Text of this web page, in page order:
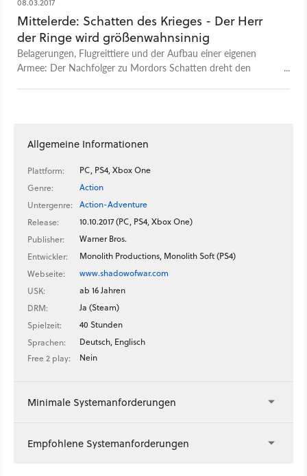
08.03.2017
Mittelerde: Schatten des Krieges - Der Herr
der Ringe wird größenwahnsinnig
Belagerungen, Flugreittiere und der Aufbau einer eigenen
Armee: Der Nachfolger zu Mordors Schatten dreht den
Allgemeine Informationen
Plattform:
PC, PS4, Xbox One
Genre:
Action
Untergenre:
Action-Adventure
Release:
10.10.2017 (PC, PS4, Xbox One)
Publisher:
Warner Bros.
Entwickler:
Monolith Productions, Monolith Soft (PS4)
Webseite:
www.shadowofwar.com
USK:
ab 16 Jahren
DRM:
Ja (Steam)
Spielzeit:
40 Stunden
Sprachen:
Deutsch, Englisch
Free 2 play:
Nein
Minimale Systemanforderungen
Empfohlene Systemanforderungen